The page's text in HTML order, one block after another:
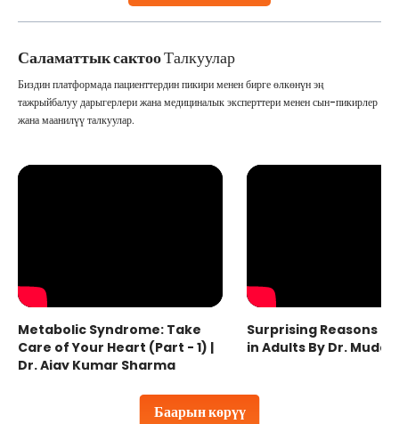
Саламаттык сактооТалкуулар
Баарын көрүү
Биздин платформада пациенттердин пикири менен бирге өлкөнүн эң
тажрыйбалуу дарыгерлери жана медициналык эксперттери менен сын-пикирлер
жана маанилүү талкуулар.
Metabolic Syndrome: Take
Care of Your Heart (Part - 1) |
Dr. Ajay Kumar Sharma
Surprising Reasons
in Adults By Dr.